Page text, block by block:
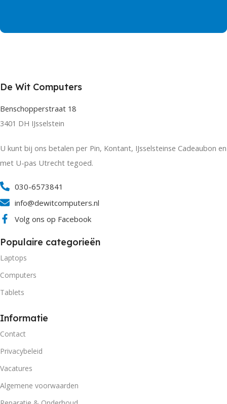
De Wit Computers
Benschopperstraat 18
3401 DH IJsselstein
U kunt bij ons betalen per Pin, Kontant, IJsselsteinse Cadeaubon en
met U-pas Utrecht tegoed.
030-6573841
info@dewitcomputers.nl
Volg ons op Facebook
Populaire categorieën
Laptops
Computers
Tablets
Informatie
Contact
Privacybeleid
Vacatures
Algemene voorwaarden